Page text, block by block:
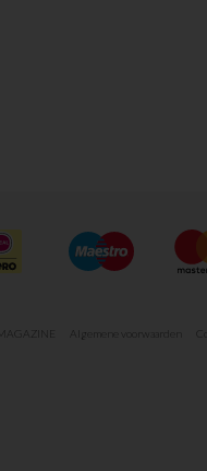
Algemene voorwaarden